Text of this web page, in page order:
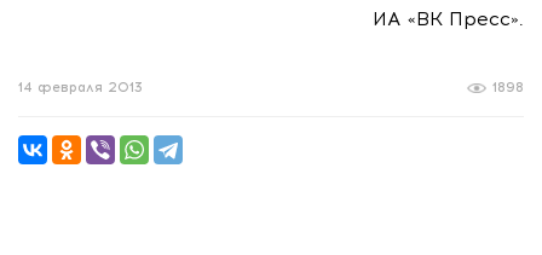
ИА «ВК Пресс».
1898
14 февраля 2013